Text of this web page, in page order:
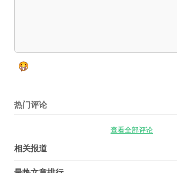
热门评论
查看全部评论
相关报道